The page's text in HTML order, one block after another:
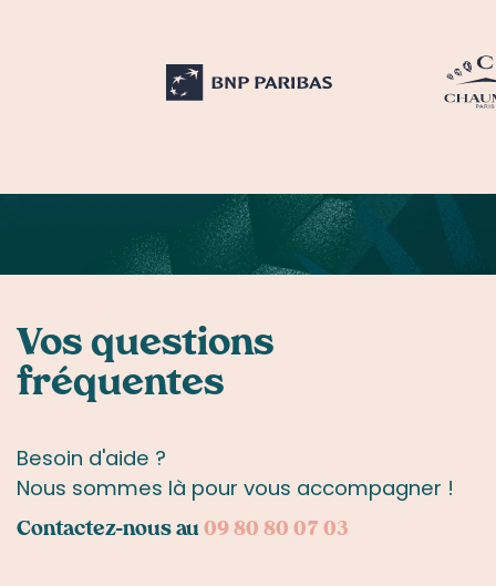
Vos questions
fréquentes
Besoin d'aide ?
Nous sommes là pour vous accompagner !
Contactez-nous au09 80 80 07 03